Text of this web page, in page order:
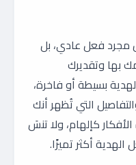
مجرد فعل عادي، بل
بها وتقديرك
بسيطة أو فاخرة،
التي تُظهر أنك
كإلهام، ولا تنسَ
أكثر تميزًا.